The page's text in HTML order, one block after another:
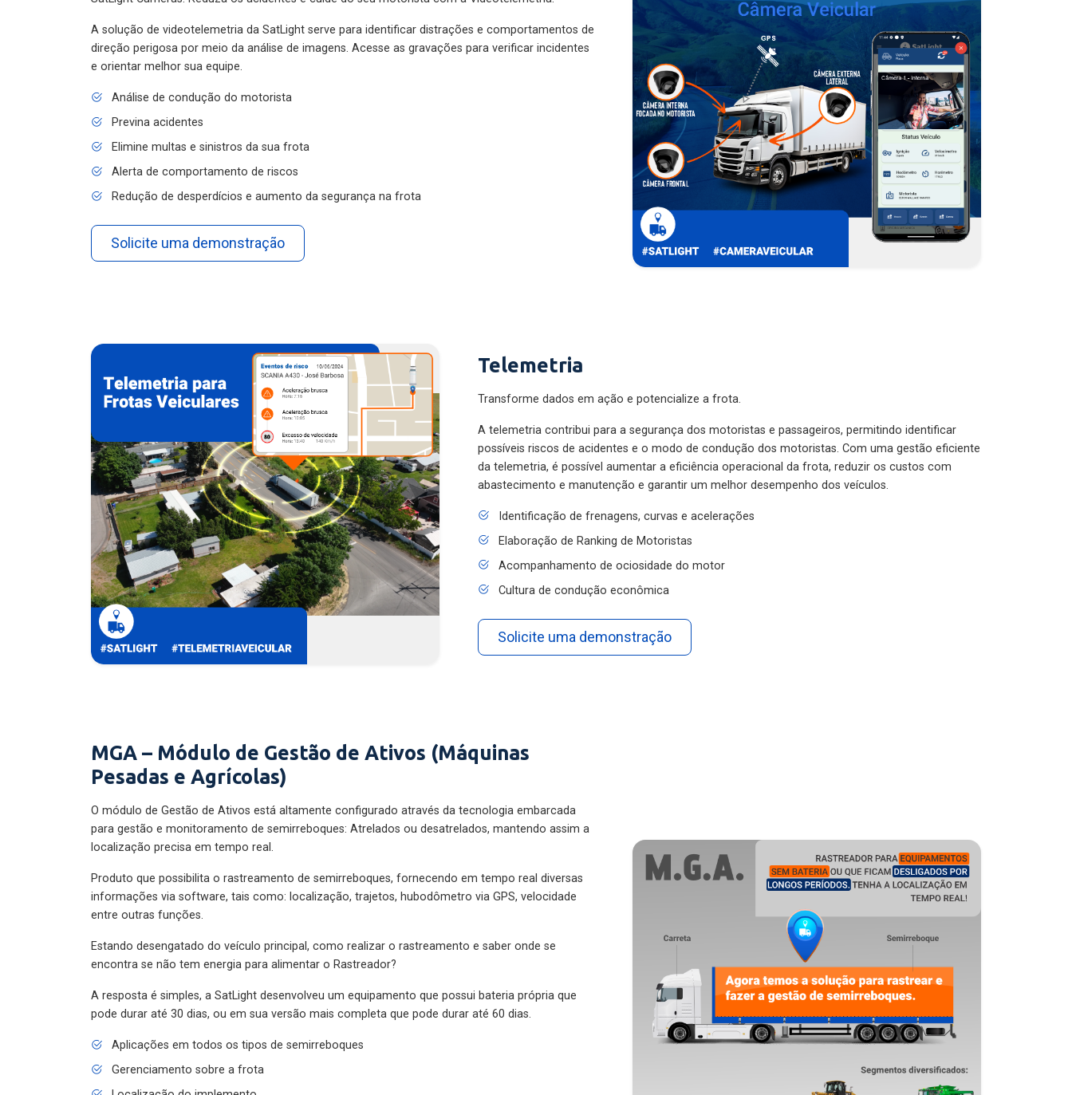
A solução de videotelemetria da SatLight serve para identificar distrações e comportamentos de
direção perigosa por meio da análise de imagens. Acesse as gravações para verificar incidentes
e orientar melhor sua equipe.
Análise de condução do motorista
Previna acidentes
Elimine multas e sinistros da sua frota
Alerta de comportamento de riscos
Redução de desperdícios e aumento da segurança na frota
Solicite uma demonstração
Telemetria
Transforme dados em ação e potencialize a frota.
A telemetria contribui para a segurança dos motoristas e passageiros, permitindo identificar
possíveis riscos de acidentes e o modo de condução dos motoristas. Com uma gestão eficiente
da telemetria, é possível aumentar a eficiência operacional da frota, reduzir os custos com
abastecimento e manutenção e garantir um melhor desempenho dos veículos.
Identificação de frenagens, curvas e acelerações
Elaboração de Ranking de Motoristas
Acompanhamento de ociosidade do motor
Cultura de condução econômica
Solicite uma demonstração
MGA – Módulo de Gestão de Ativos (Máquinas
Pesadas e Agrícolas)
O módulo de Gestão de Ativos está altamente configurado através da tecnologia embarcada
para gestão e monitoramento de semirreboques: Atrelados ou desatrelados, mantendo assim a
localização precisa em tempo real.
Produto que possibilita o rastreamento de semirreboques, fornecendo em tempo real diversas
informações via software, tais como: localização, trajetos, hubodômetro via GPS, velocidade
entre outras funções.
Estando desengatado do veículo principal, como realizar o rastreamento e saber onde se
encontra se não tem energia para alimentar o Rastreador?
A resposta é simples, a SatLight desenvolveu um equipamento que possui bateria própria que
pode durar até 30 dias, ou em sua versão mais completa que pode durar até 60 dias.
Aplicações em todos os tipos de semirreboques
Gerenciamento sobre a frota
Localização do implemento